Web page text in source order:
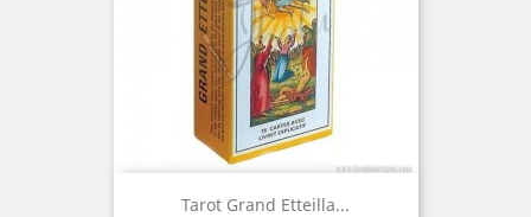
Tarot Grand Etteilla...